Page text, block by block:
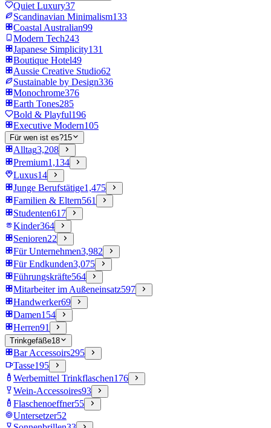
Quiet Luxury37
Scandinavian Minimalism133
Coastal Australian99
Modern Tech243
Japanese Simplicity131
Boutique Hotel49
Aussie Creative Studio62
Sustainable by Design336
Monochrome376
Earth Tones285
Bold & Playful196
Executive Modern105
Für wen ist es?15
Alltag3,208
Premium1,134
Luxus14
Junge Berufstätige1,475
Familien & Eltern561
Studenten617
Kinder364
Senioren22
Für Unternehmen3,982
Für Endkunden3,075
Führungskräfte564
Mitarbeiter im Außeneinsatz597
Handwerker69
Damen154
Herren91
Trinkgefäße18
Bar Accessoirs295
Tasse195
Werbemittel Trinkflaschen176
Wein-Accessoires93
Flaschenoeffner55
Untersetzer52